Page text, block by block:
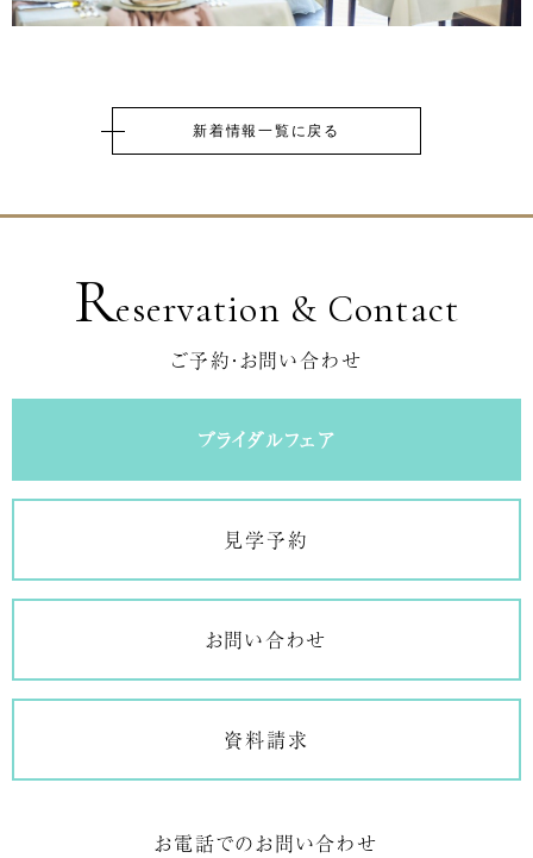
新着情報一覧に戻る
Reservation & Contact
ご予約・お問い合わせ
ブライダルフェア
見学予約
お問い合わせ
資料請求
お電話でのお問い合わせ